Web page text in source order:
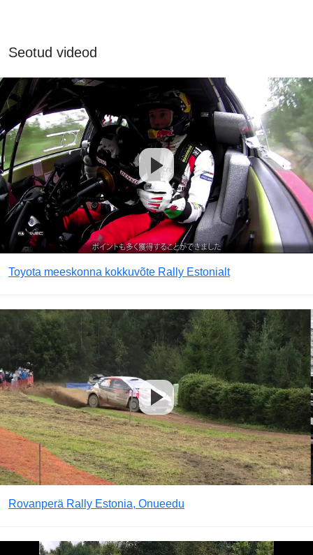
Seotud videod
Toyota meeskonna kokkuvõte Rally Estonialt
Rovanperä Rally Estonia, Onueedu